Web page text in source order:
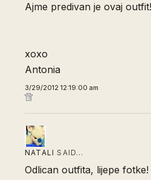
Ajme predivan je ovaj
xoxo
Antonia
3/29/2012 12:19:00 am
NATALI SAID…
Odlican outfita, lijepe fotke!